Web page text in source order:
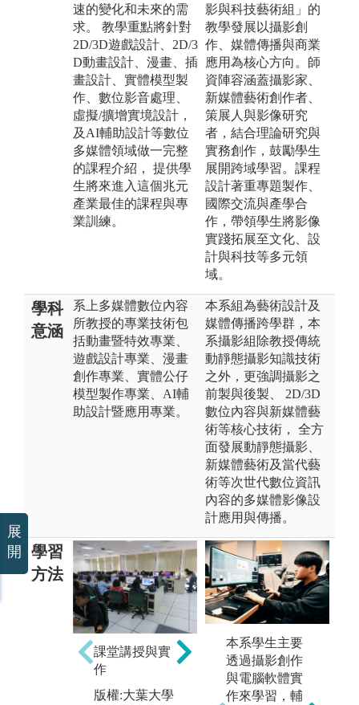
速的變化和未來的需
求。 教學重點將針對
2D/3D遊戲設計、2D/3
D動畫設計、漫畫、插
畫設計、實體模型製
作、數位影音處理、
虛擬/擴增實境設計，
及AI輔助設計等數位
多媒體領域做一完整
的課程介紹， 提供學
生將來進入這個兆元
產業最佳的課程與專
業訓練。
影與科技藝術組」的
教學發展以攝影創
作、媒體傳播與商業
應用為核心方向。師
資陣容涵蓋攝影家、
新媒體藝術創作者、
策展人與影像研究
者，結合理論研究與
實務創作，鼓勵學生
展開跨域學習。課程
設計著重專題製作、
國際交流與產學合
作，帶領學生將影像
實踐拓展至文化、設
計與科技等多元領
域。
學科
意涵
系上多媒體數位內容
所教授的專業技術包
括動畫暨特效專業、
遊戲設計專業、漫畫
創作專業、實體公仔
模型製作專業、AI輔
助設計暨應用專業。
本系組為藝術設計及
媒體傳播跨學群，本
系攝影組除教授傳統
動靜態攝影知識技術
之外，更強調攝影之
前製與後製、 2D/3D
數位內容與新媒體藝
術等核心技術， 全方
面發展動靜態攝影、
新媒體藝術及當代藝
術等次世代數位資訊
內容的多媒體影像設
計應用與傳播。
學習
方法
課堂講授與實
作
版權:大葉大學
本系學生主要
透過攝影創作
與電腦軟體實
作來學習，輔
展
開